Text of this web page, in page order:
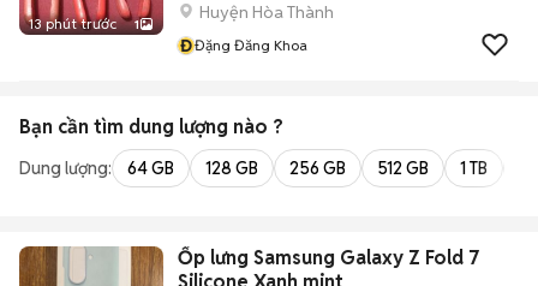
13 phút trước 1
Huyện Hòa Thành
ĐĐặng Đăng Khoa
Bạn cần tìm dung lượng nào ?
Dung lượng: 64 GB 128 GB 256 GB 512 GB 1 TB
Ốp lưng Samsung Galaxy Z Fold 7